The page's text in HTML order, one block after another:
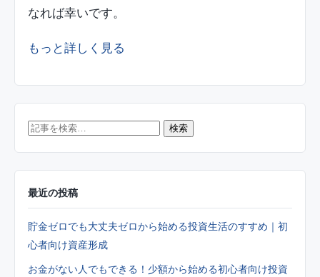
なれば幸いです。
もっと詳しく見る
記
事
を
検
検索
最近の投稿
貯金ゼロでも大丈夫ゼロから始める投資生活のすすめ｜初
心者向け資産形成
お金がない人でもできる！少額から始める初心者向け投資